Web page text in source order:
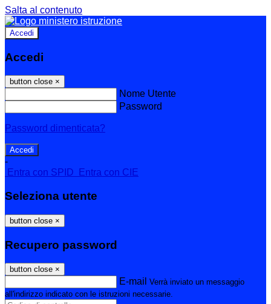
Salta al contenuto
Accedi
Accedi
button close ×
Nome Utente
Password
Password dimenticata?
-
Entra con SPID
Entra con CIE
Seleziona utente
button close ×
Recupero password
button close ×
E-mail Verrà inviato un messaggio
all'indirizzo indicato con le istruzioni necessarie.